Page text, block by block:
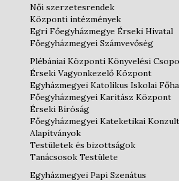
Női szerzetesrendek
Központi intézmények
Egri Főegyházmegye Érseki Hivatal
Főegyházmegyei Számvevőség
Plébániai Központi Könyvelési
Érseki Vagyonkezelő Központ
Egyházmegyei Katolikus Iskolai
Főegyházmegyei Karitász Központ
Érseki Bíróság
Főegyházmegyei Kateketikai
Alapítványok
Testületek és bizottságok
Tanácsosok Testülete
Egyházmegyei Papi Szenátus